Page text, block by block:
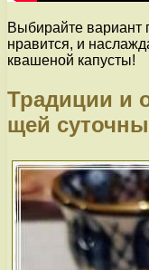
Выбирайте вариант
нравится, и
квашеной капусты!
Традиции и
щей